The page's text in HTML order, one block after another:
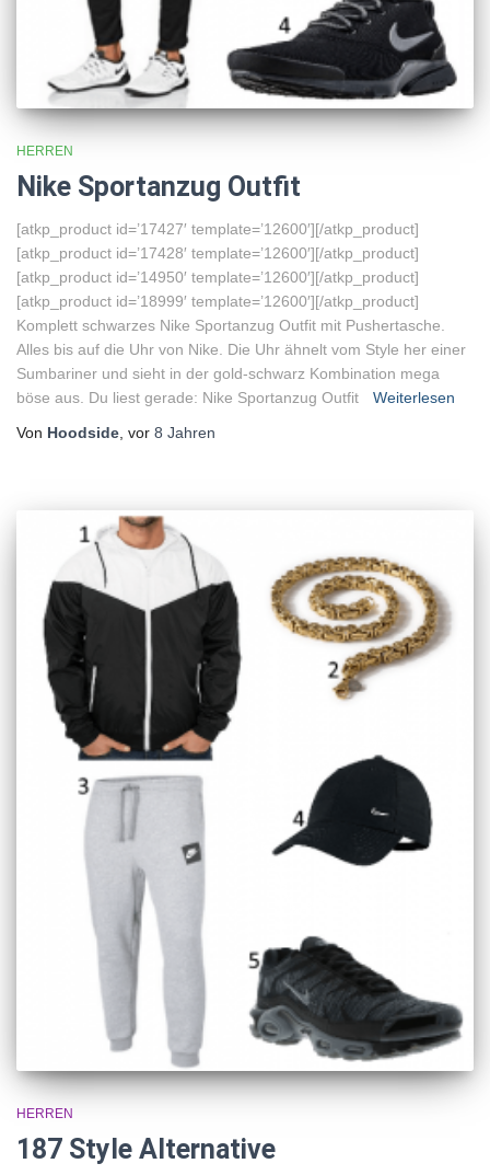
HERREN
Nike Sportanzug Outfit
[atkp_product id=’17427′ template=’12600′][/atkp_product]
[atkp_product id=’17428′ template=’12600′][/atkp_product]
[atkp_product id=’14950′ template=’12600′][/atkp_product]
[atkp_product id=’18999′ template=’12600′][/atkp_product]
Komplett schwarzes Nike Sportanzug Outfit mit Pushertasche.
Alles bis auf die Uhr von Nike. Die Uhr ähnelt vom Style her einer
Sumbariner und sieht in der gold-schwarz Kombination mega
böse aus. Du liest gerade: Nike Sportanzug Outfit
Weiterlesen
Von Hoodside , vor 8 Jahren
HERREN
187 Style Alternative